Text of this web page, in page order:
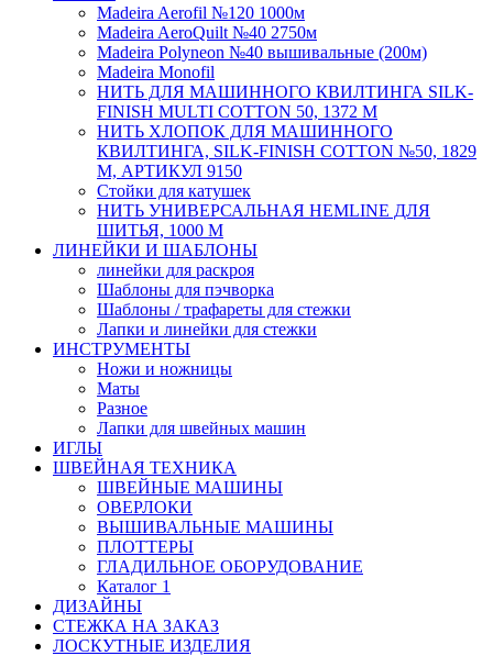
Madeira Aerofil №120 1000м
Madeira AeroQuilt №40 2750м
Madeira Polyneon №40 вышивальные (200м)
Мadeira Monofil
НИТЬ ДЛЯ МАШИННОГО КВИЛТИНГА SILK-
FINISH MULTI COTTON 50, 1372 М
НИТЬ ХЛОПОК ДЛЯ МАШИННОГО
КВИЛТИНГА, SILK-FINISH COTTON №50, 1829
М, АРТИКУЛ 9150
Стойки для катушек
НИТЬ УНИВЕРСАЛЬНАЯ HEMLINE ДЛЯ
ШИТЬЯ, 1000 М
ЛИНЕЙКИ И ШАБЛОНЫ
линейки для раскроя
Шаблоны для пэчворка
Шаблоны / трафареты для стежки
Лапки и линейки для стежки
ИНСТРУМЕНТЫ
Ножи и ножницы
Маты
Разное
Лапки для швейных машин
ИГЛЫ
ШВЕЙНАЯ ТЕХНИКА
ШВЕЙНЫЕ МАШИНЫ
ОВЕРЛОКИ
ВЫШИВАЛЬНЫЕ МАШИНЫ
ПЛОТТЕРЫ
ГЛАДИЛЬНОЕ ОБОРУДОВАНИЕ
Каталог 1
ДИЗАЙНЫ
СТЕЖКА НА ЗАКАЗ
ЛОСКУТНЫЕ ИЗДЕЛИЯ